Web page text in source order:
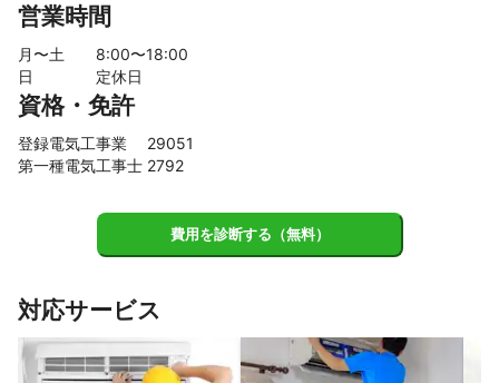
営業時間
月〜土 8:00〜18:00
日
定休日
資格・免許
登録電気工事業 29051
第一種電気工事士 2792
費用を診断する（無料）
対応サービス